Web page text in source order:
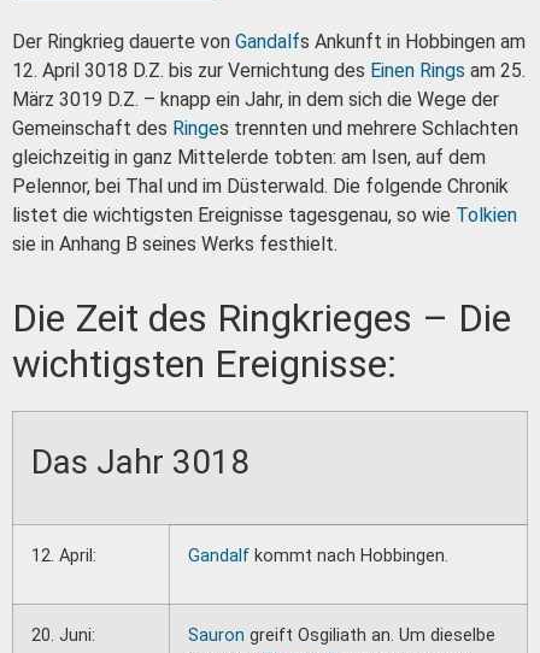
Der Ringkrieg dauerte von Gandalfs Ankunft in Hobbingen am
12. April 3018 D.Z. bis zur Vernichtung des Einen Rings am 25.
März 3019 D.Z. – knapp ein Jahr, in dem sich die Wege der
Gemeinschaft des Ringes trennten und mehrere Schlachten
gleichzeitig in ganz Mittelerde tobten: am Isen, auf dem
Pelennor, bei Thal und im Düsterwald. Die folgende Chronik
listet die wichtigsten Ereignisse tagesgenau, so wie Tolkien
sie in Anhang B seines Werks festhielt.
Die Zeit des Ringkrieges – Die
wichtigsten Ereignisse:
Das Jahr 3018
12. April: Gandalf kommt nach Hobbingen.
20. Juni: Sauron greift Osgiliath an. Um dieselbe